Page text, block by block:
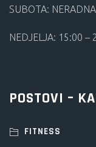
SUBOTA: NERADNA
NEDJELJA: 15:00 –
POSTOVI –
FITNESS